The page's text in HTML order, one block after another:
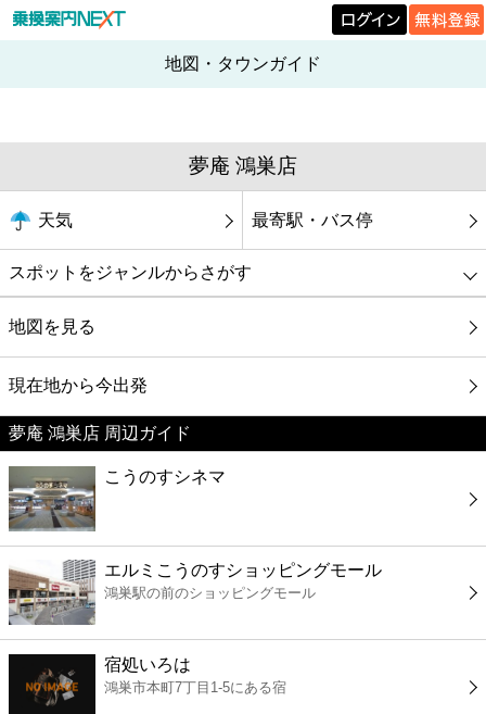
地図・タウンガイド
夢庵 鴻巣店
天気 最寄駅・バス停
スポットをジャンルからさがす
グルメ
映画
美容
コンビニ
スーパー
エンタメ
地図を見る
現在地から今出発
夢庵 鴻巣店 周辺ガイド
こうのすシネマ
エルミこうのすショッピングモール
鴻巣駅の前のショッピングモール
宿処いろは
鴻巣市本町7丁目1-5にある宿